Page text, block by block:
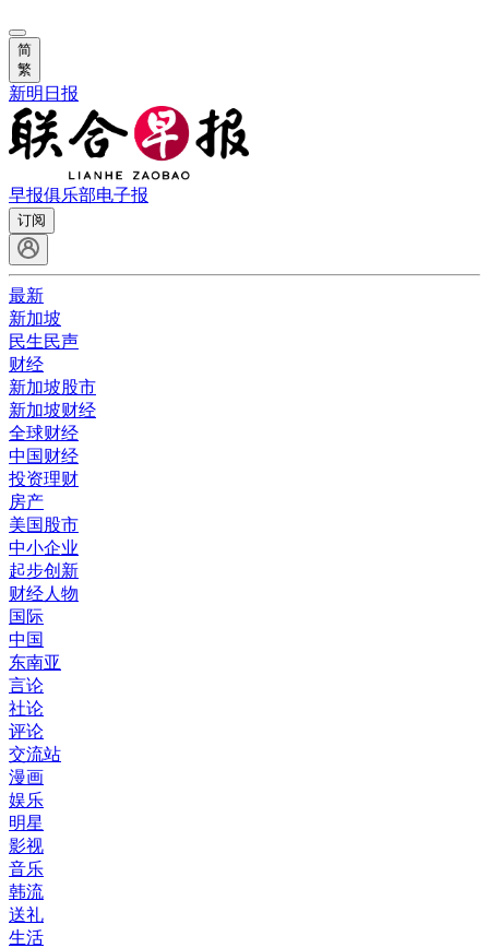
简
繁
新明日报
早报俱乐部电子报
订阅
最新
新加坡
民生民声
财经
新加坡股市
新加坡财经
全球财经
中国财经
投资理财
房产
美国股市
中小企业
起步创新
财经人物
国际
中国
东南亚
言论
社论
评论
交流站
漫画
娱乐
明星
影视
音乐
韩流
送礼
生活